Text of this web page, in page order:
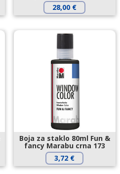
28,00 €
Boja za staklo 80ml Fun &
fancy Marabu crna 173
3,72 €